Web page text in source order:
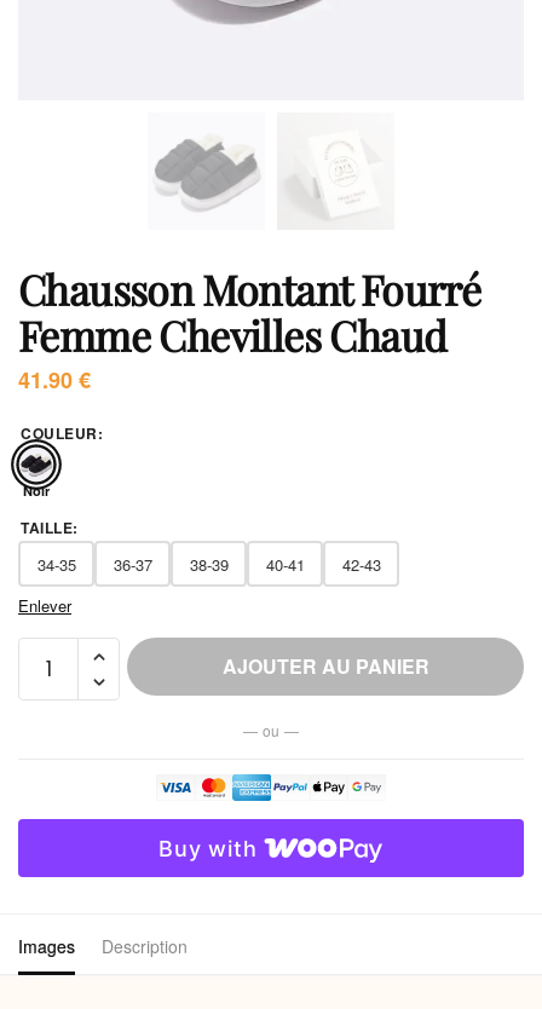
Chausson Montant Fourré
Femme Chevilles Chaud
41.90€
COULEUR:
Noir
TAILLE:
34-35 36-37 38-39 40-41
42-43
Enlever
Chausson
Chevilles
AJOUTER AU PANIER
— ou —
Buy with
Images Description